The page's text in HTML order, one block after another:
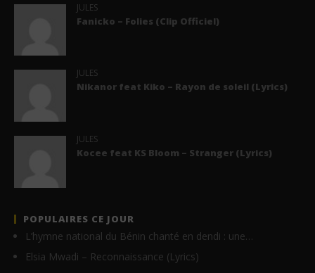
JULES
Fanicko – Folies (Clip Officiel)
JULES
Nikanor feat Kiko – Rayon de soleil (Lyrics)
JULES
Kocee feat KS Bloom – Stranger (Lyrics)
POPULAIRES CE JOUR
L’hymne national du Bénin chanté en dendi : une…
Elsia Mwadi – Reconnaissance (Lyrics)